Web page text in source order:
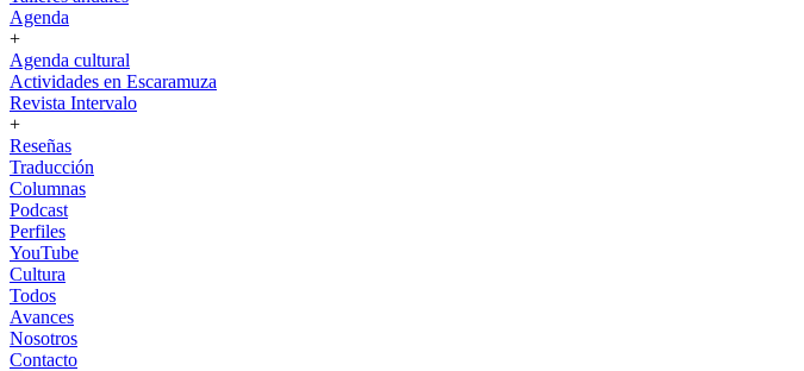
Agenda
+
Agenda cultural
Actividades en Escaramuza
Revista Intervalo
+
Reseñas
Traducción
Columnas
Podcast
Perfiles
YouTube
Cultura
Todos
Avances
Nosotros
Contacto